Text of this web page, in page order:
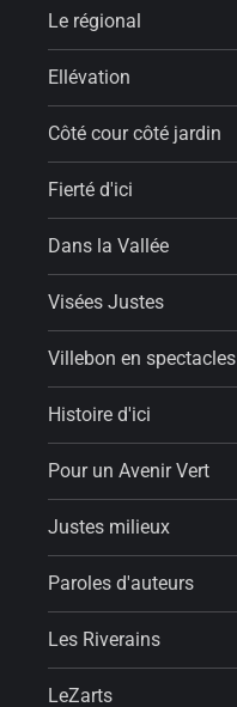
Le régional
Ellévation
Côté cour côté jardin
Fierté d'ici
Dans la Vallée
Visées Justes
Villebon en spectacles
Histoire d'ici
Pour un Avenir Vert
Justes milieux
Paroles d'auteurs
Les Riverains
LeZarts